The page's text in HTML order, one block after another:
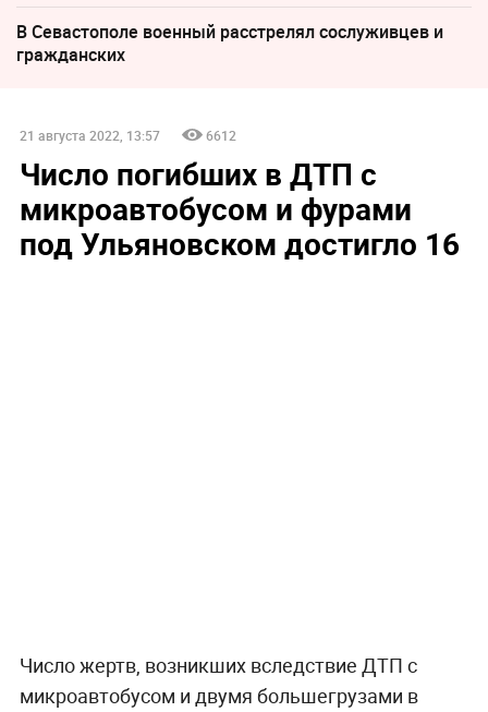
В Севастополе военный расстрелял сослуживцев и
гражданских
21 августа 2022, 13:57 6612
Число погибших в ДТП с
микроавтобусом и фурами
под Ульяновском достигло 16
Число жертв, возникших вследствие ДТП с
микроавтобусом и двумя большегрузами в